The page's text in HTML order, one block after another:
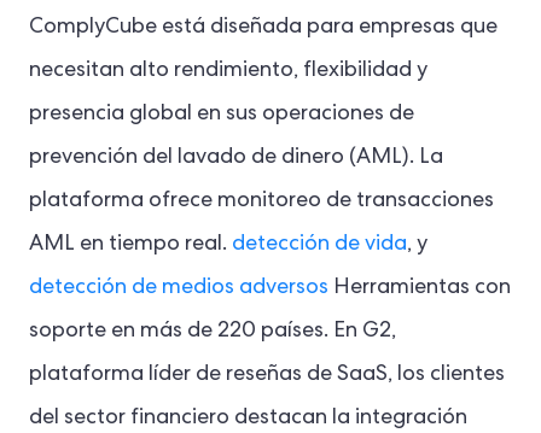
ComplyCube está diseñada para empresas que
necesitan alto rendimiento, flexibilidad y
presencia global en sus operaciones de
prevención del lavado de dinero (AML). La
plataforma ofrece monitoreo de transacciones
AML en tiempo real. detección de vida, y
detección de medios adversos Herramientas con
soporte en más de 220 países. En G2,
plataforma líder de reseñas de SaaS, los clientes
del sector financiero destacan la integración